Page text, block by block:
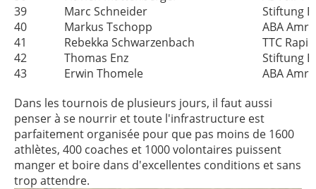
39
Marc Schneider
Stiftung
40
Markus Tschopp
ABA
41
Rebekka Schwarzenbach
TTC
42
Thomas Enz
Stiftung
43
Erwin Thomele
ABA
Dans les tournois de plusieurs jours, il faut aussi
penser à se nourrir et toute l'infrastructure est
parfaitement organisée pour que pas moins de 1600
athlètes, 400 coaches et 1000 volontaires puissent
manger et boire dans d'excellentes conditions et sans
trop attendre.